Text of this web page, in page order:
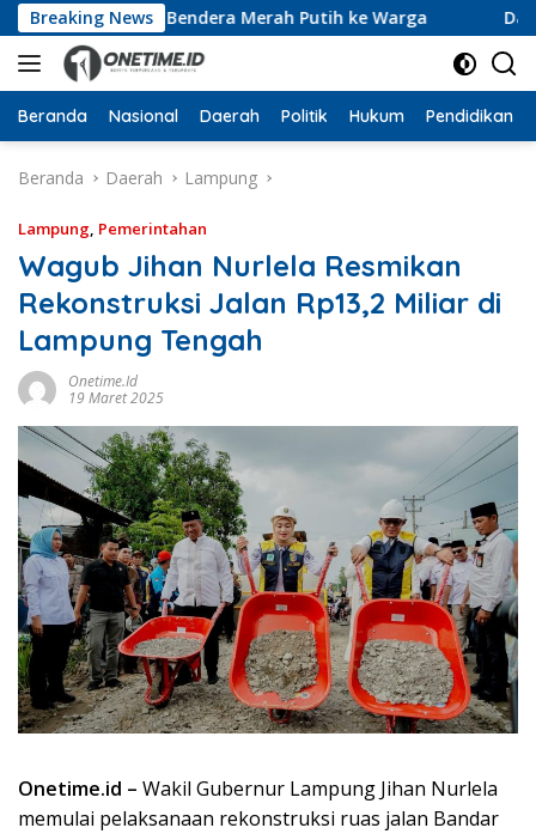
Langsung
ke
konten
Breaking News
10 Ribu Bendera Merah Putih ke Warga Dari
Beranda Nasional Daerah Politik Hukum Pendidikan
Beranda Daerah Lampung
Lampung, Pemerintahan
Wagub Jihan Nurlela Resmikan
Rekonstruksi Jalan Rp13,2 Miliar di
Lampung Tengah
Onetime.id
19 Maret 2025
Onetime.id – Wakil Gubernur Lampung Jihan Nurlela
memulai pelaksanaan rekonstruksi ruas jalan Bandar